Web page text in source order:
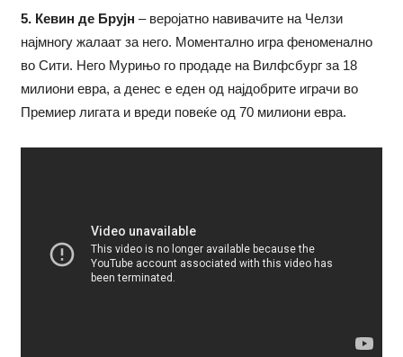
5. Кевин де Брујн – веројатно навивачите на Челзи
најмногу жалаат за него. Моментално игра феноменално
во Сити. Него Мурињо го продаде на Вилфсбург за 18
милиони евра, а денес е еден од најдобрите играчи во
Премиер лигата и вреди повеќе од 70 милиони евра.